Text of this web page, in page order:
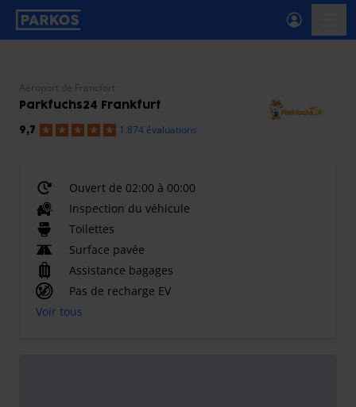
étiquette-de-navigation-principale
Aéroport de Francfort
Parkfuchs24 Frankfurt
9,7 1.874 évaluations
Ouvert de 02:00 à 00:00
Inspection du véhicule
Toilettes
Surface pavée
Assistance bagages
Pas de recharge EV
Voir tous